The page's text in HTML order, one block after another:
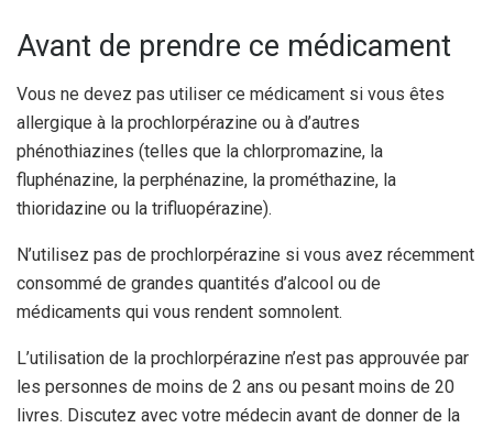
Avant de prendre ce médicament
Vous ne devez pas utiliser ce médicament si vous êtes
allergique à la prochlorpérazine ou à d’autres
phénothiazines (telles que la chlorpromazine, la
fluphénazine, la perphénazine, la prométhazine, la
thioridazine ou la trifluopérazine).
N’utilisez pas de prochlorpérazine si vous avez récemment
consommé de grandes quantités d’alcool ou de
médicaments qui vous rendent somnolent.
L’utilisation de la prochlorpérazine n’est pas approuvée par
les personnes de moins de 2 ans ou pesant moins de 20
livres. Discutez avec votre médecin avant de donner de la